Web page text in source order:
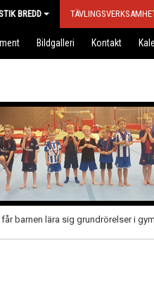
BREDD
Bildgalleri Kontakt
barnen lära sig grundrörelser i